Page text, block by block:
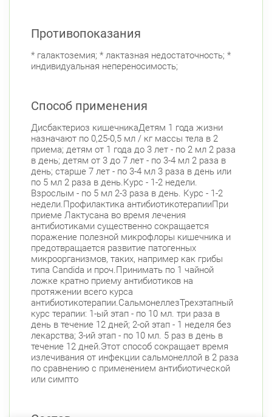
Противопоказания
* галактоземия; * лактазная недостаточность; *
индивидуальная непереносимость;
Способ применения
Дисбактериоз кишечникаДетям 1 года жизни
назначают по 0,25-0,5 мл / кг массы тела в 2
приема; детям от 1 года до 3 лет - по 2 мл 2 раза
в день; детям от 3 до 7 лет - по 3-4 мл 2 раза в
день; старше 7 лет - по 3-4 мл 3 раза в день или
по 5 мл 2 раза в день.Курс - 1-2 недели.
Взрослым - по 5 мл 2-3 раза в день. Курс - 1-2
недели.Профилактика антибиотикотерапииПри
приеме Лактусана во время лечения
антибиотиками существенно сокращается
поражение полезной микрофлоры кишечника и
предотвращается развитие патогенных
микроорганизмов, таких, например как грибы
типа Candida и проч.Принимать по 1 чайной
ложке кратно приему антибиотиков на
протяжении всего курса
антибиотикотерапии.СальмонеллезТрехэтапный
курс терапии: 1-ый этап - по 10 мл. три раза в
день в течение 12 дней; 2-ой этап - 1 неделя без
лекарства; 3-ий этап - по 10 мл. 5 раз в день в
течение 12 дней.Этот способ сокращает время
излечивания от инфекции сальмонеллой в 2 раза
по сравнению с применением антибиотической
или симпто